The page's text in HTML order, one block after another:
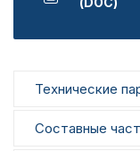
Технические
Составные